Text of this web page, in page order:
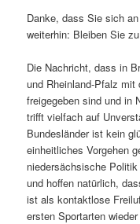
Danke, dass Sie sich
weiterhin: Bleiben Sie
Die Nachricht, dass in
und Rheinland-Pfalz mit
freigegeben sind und in
trifft vielfach auf
Bundesländer ist kein
einheitliches Vorgehen
niedersächsische
und hoffen natürlich,
ist als kontaktlose
ersten Sportarten